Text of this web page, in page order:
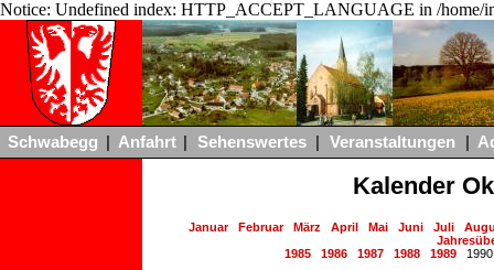
Notice: Undefined index: HTTP_ACCEPT_LANGUAGE in /home/
Schwabegg Anfahrt Sehenswertes Veranstaltungen
Kalender
Januar Februar März April Mai Juni Juli
1985
1986 1987 1988 1989